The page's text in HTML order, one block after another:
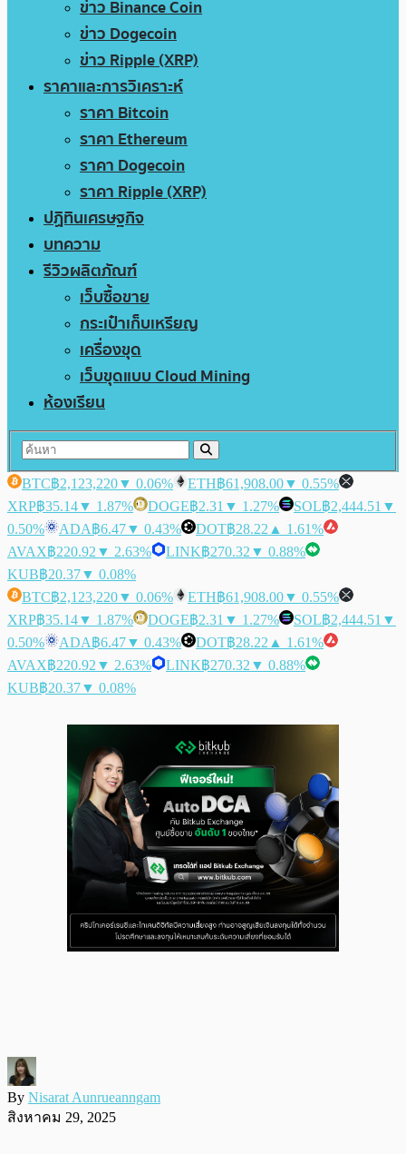
ข่าว Binance Coin
ข่าว Dogecoin
ข่าว Ripple (XRP)
ราคาและการวิเคราะห์
ราคา Bitcoin
ราคา Ethereum
ราคา Dogecoin
ราคา Ripple (XRP)
ปฏิทินเศรษฐกิจ
บทความ
รีวิวผลิตภัณฑ์
เว็บซื้อขาย
กระเป๋าเก็บเหรียญ
เครื่องขุด
เว็บขุดแบบ Cloud Mining
ห้องเรียน
BTC฿2,123,220▼ 0.06% ETH฿61,908.00▼ 0.55%
XRP฿35.14▼ 1.87% DOGE฿2.31 ▼ 1.27% SOL฿2,444.51 ▼
0.50%
ADA฿6.47▼ 0.43% DOT฿28.22 ▲ 1.61%
AVAX฿220.92 ▼ 2.63% LINK฿270.32 ▼ 0.88%
KUB฿20.37▼ 0.08%
BTC฿2,123,220▼ 0.06% ETH฿61,908.00▼ 0.55%
XRP฿35.14▼ 1.87% DOGE฿2.31 ▼ 1.27% SOL฿2,444.51 ▼
0.50%
ADA฿6.47▼ 0.43% DOT฿28.22 ▲ 1.61%
AVAX฿220.92 ▼ 2.63% LINK฿270.32 ▼ 0.88%
KUB฿20.37▼ 0.08%
By Nisarat Aunrueanngam
สิงหาคม 29, 2025